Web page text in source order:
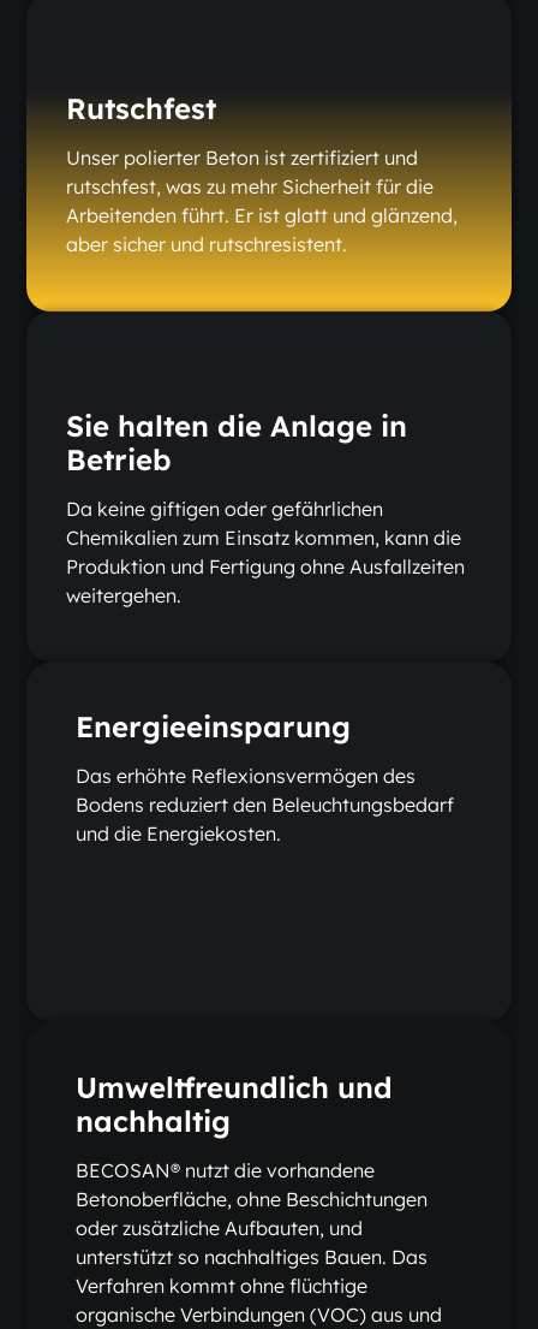
Rutschfest
Unser polierter Beton ist zertifiziert und
rutschfest, was zu mehr Sicherheit für die
Arbeitenden führt. Er ist glatt und glänzend,
aber sicher und rutschresistent.
Sie halten die Anlage in
Betrieb
Da keine giftigen oder gefährlichen
Chemikalien zum Einsatz kommen, kann die
Produktion und Fertigung ohne Ausfallzeiten
weitergehen.
Energieeinsparung
Das erhöhte Reflexionsvermögen des
Bodens reduziert den Beleuchtungsbedarf
und die Energiekosten.
Umweltfreundlich und
nachhaltig
BECOSAN® nutzt die vorhandene
Betonoberfläche, ohne Beschichtungen
oder zusätzliche Aufbauten, und
unterstützt so nachhaltiges Bauen. Das
Verfahren kommt ohne flüchtige
organische Verbindungen (VOC) aus und